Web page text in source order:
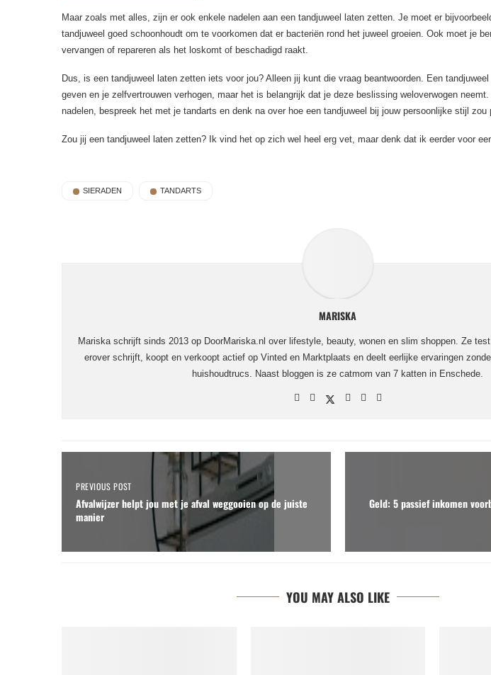
Maar zoals met alles, zijn er ook enkele nadelen aan een tandjuweel laten zetten. Je moet er
tandjuweel goed schoonhoudt om te voorkomen dat er bacteriën rond het juweel groeien. Ook moet je
vervangen of repareren als het loskomt of beschadigd raakt.
Dus, is een tandjuweel laten zetten iets voor jou? Alleen jij kunt die vraag beantwoorden. Een
geven en je zelfvertrouwen verhogen, maar het is belangrijk dat je deze beslissing weloverwogen
nadelen, bespreek het met je tandarts en denk na over hoe een tandjuweel bij jouw persoonlijke stijl zou
Zou jij een tandjuweel laten zetten? Ik vind het op zich wel heel erg vet, maar denk dat ik eerder voor
SIERADEN TANDARTS
MARISKA
Mariska schrijft sinds 2013 op DoorMariska.nl over lifestyle, beauty, wonen en slim shoppen. Ze
erover schrijft, koopt en verkoopt actief op Vinted en Marktplaats en deelt eerlijke ervaringen
huishoudtrucs. Naast bloggen is ze catmom van 7 katten in Enschede.
PREVIOUS POST
Afvalwijzer helpt jou met je afval weggooien op de juiste
manier
Geld: 5 passief inkomen
YOU MAY ALSO LIKE